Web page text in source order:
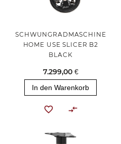
SCHWUNGRADMASCHINE
HOME USE SLICER B2
BLACK
7.299,00 €
In den Warenkorb